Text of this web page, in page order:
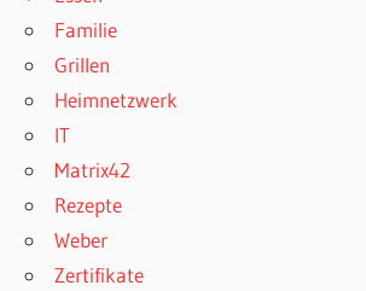
Familie
Grillen
Heimnetzwerk
IT
Matrix42
Rezepte
Weber
Zertifikate